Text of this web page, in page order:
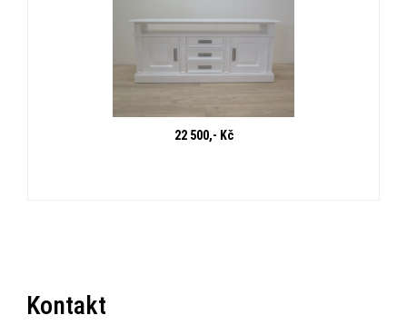
22 500,- Kč
Kontakt